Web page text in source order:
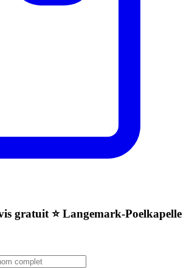
gratuit ⭐️ Langemark-Poelkapelle